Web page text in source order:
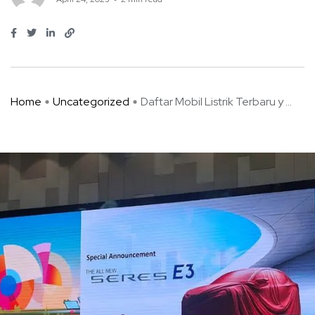
Home Uncategorized Daftar Mobil Listrik Terbaru y ...